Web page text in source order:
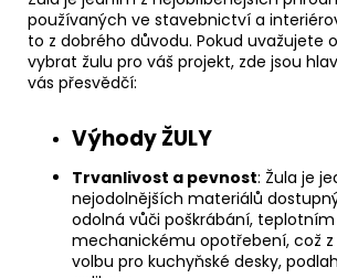
používaných ve stavebnictví a
to z dobrého důvodu. Pokud uvažujete
vybrat žulu pro váš projekt, zde jsou
vás přesvědčí:
Výhody ŽULY
Trvanlivost a pevnost: Žula je
nejodolnějších materiálů
odolná vůči poškrábání,
mechanickému opotřebení, což
volbu pro kuchyňské desky,